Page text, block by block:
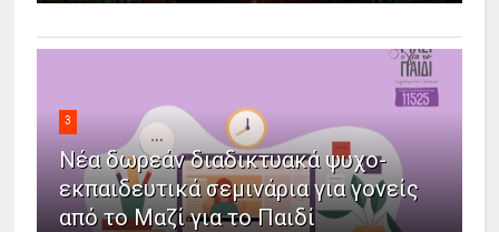
3
Νέα δωρεάν διαδικτυακά ψυχο-
εκπαιδευτικά σεμινάρια για γονείς
από το Μαζί για το Παιδί